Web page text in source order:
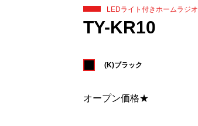
LEDライト付きホームラジオ
TY-KR10
(K)ブラック
オープン価格★